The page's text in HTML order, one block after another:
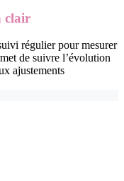
clair
régulier pour mesurer
de suivre l’évolution
ajustements